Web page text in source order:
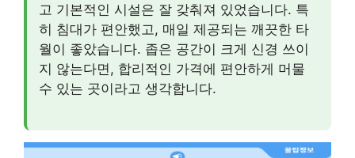
고 기본적인 시설은 잘 갖춰져 있었습니다. 특
히 침대가 편안했고, 매일 제공되는 깨끗한 타
월이 좋았습니다. 좁은 공간이 크게 신경 쓰이
지 않는다면, 합리적인 가격에 편안하게 머물
수 있는 곳이라고 생각합니다.